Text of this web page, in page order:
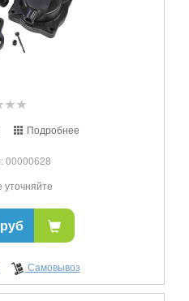
Подробнее
00000628
уточняйте
Самовывоз